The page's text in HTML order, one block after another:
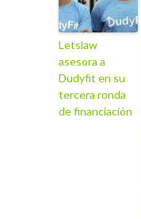
Letslaw
asesora a
Dudyfit en su
tercera ronda
de financiación